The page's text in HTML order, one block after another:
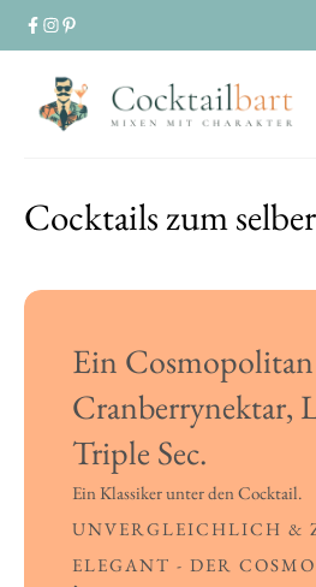
Cocktails
mixen
Cocktails
selber
mixen
Cocktails zum
Ein
Cranberrynektar,
Triple Sec.
Ein Klassiker unter den Cocktail.
UNVERGLEICHLICH &
ELEGANT - DER